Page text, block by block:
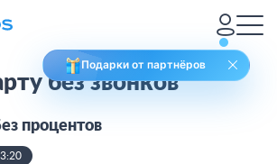
Подарки от партнёров
без звонков
процентов